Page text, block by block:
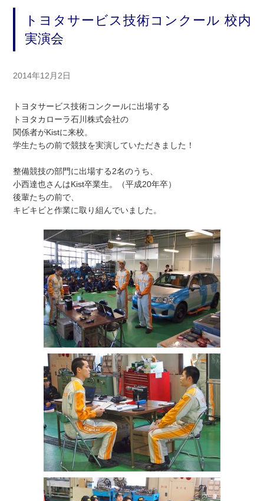
トヨタサービス技術コンクール 校内
実演会
2014年12月2日
トヨタサービス技術コンクールに出場する
トヨタカローラ石川株式会社の
関係者がKistに来校。
学生たちの前で競技を実演していただきました！
整備競技の部門に出場する2名のうち、
小西達也さんはKist卒業生。（平成20年卒）
後輩たちの前で、
キビキビと作業に取り組んでいました。